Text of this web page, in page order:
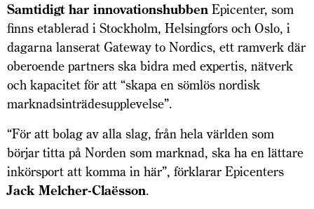
Samtidigt har innovationshubben Epicenter, som
finns etablerad i Stockholm, Helsingfors och Oslo, i
dagarna lanserat Gateway to Nordics, ett ramverk där
oberoende partners ska bidra med expertis, nätverk
och kapacitet för att “skapa en sömlös nordisk
marknadsinträdesupplevelse”.
“För att bolag av alla slag, från hela världen som
börjar titta på Norden som marknad, ska ha en lättare
inkörsport att komma in här”, förklarar Epicenters
Jack Melcher-Claësson.